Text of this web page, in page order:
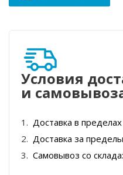
Условия
и
Доставка в
Доставка за
Самовывоз со